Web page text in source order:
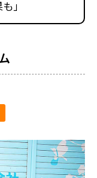
」